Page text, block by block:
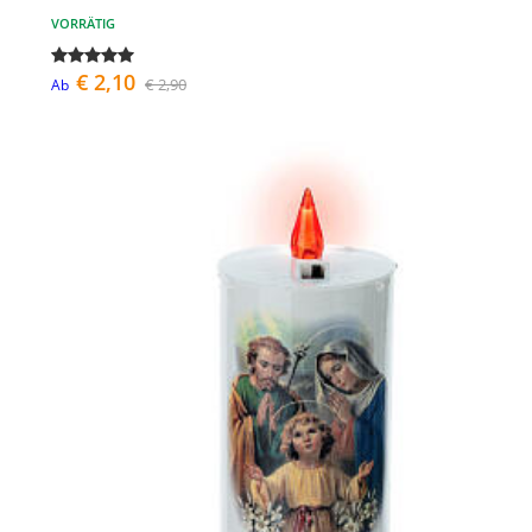
VORRÄTIG
Ab € 2,10 € 2,90